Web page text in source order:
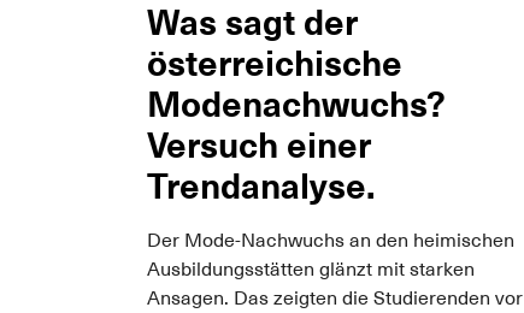
Was sagt der
österreichische
Modenachwuchs?
Versuch einer
Trendanalyse.
Der Mode-Nachwuchs an den heimischen
Ausbildungsstätten glänzt mit starken
Ansagen. Das zeigten die Studierenden vor